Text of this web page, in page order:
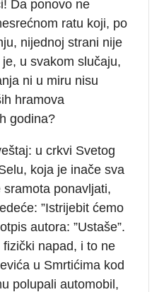
Da ponovo ne
ratu koji, po
nijednoj strani nije
u svakom slučaju,
ni u miru nisu
hramova
godina?
u crkvi Svetog
koja je inače sva
ponavljati,
”Istrijebit ćemo
autora: ”Ustaše”.
napad, i to ne
u Smrtićima kod
polupali automobil,